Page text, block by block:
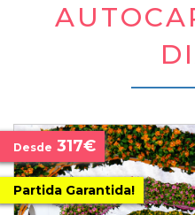
Partida Garantida!
Desde 317€